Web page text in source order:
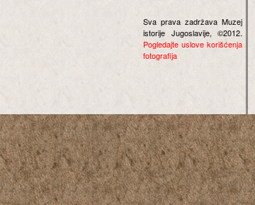
Sva prava zadržava Muzej
istorije Jugoslavije, ©2012.
Pogledajte uslove korišćenja
fotografija